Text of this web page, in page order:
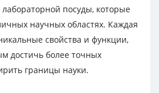
посуды, которые
научных областях. Каждая
свойства и функции,
достичь более точных
границы науки.